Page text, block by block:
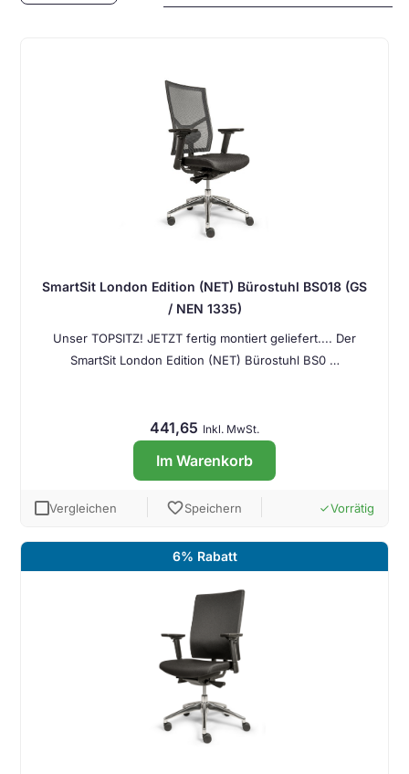
SmartSit London Edition (NET) Bürostuhl BS018 (GS
/ NEN 1335)
Unser TOPSITZ! JETZT fertig montiert geliefert.... Der
SmartSit London Edition (NET) Bürostuhl BS0 …
441,65 Inkl. MwSt.
Im Warenkorb
Vergleichen favoriteSpeichern doneVorrätig
6% Rabatt